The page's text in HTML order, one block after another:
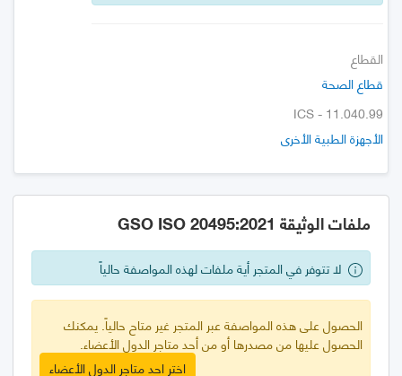
القطاع
قطاع الصحة
ICS - 11.040.99
الأجهزة الطبية الأخرى
ملفات الوثيقة GSO ISO 20495:2021
لا تتوفر في المتجر أية ملفات لهذه المواصفة حالياً
الحصول على هذه المواصفة عبر المتجر غير متاح حالياً. يمكنك
الحصول عليها من مصدرها أو من أحد متاجر الدول الأعضاء.
اختر احد متاجر الدول الأعضاء